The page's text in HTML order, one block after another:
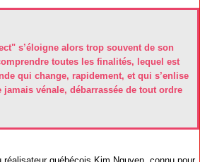
s’éloigne alors trop souvent de son
toutes les finalités, lequel est
qui change, rapidement, et qui s’enlise
vénale, débarrassée de tout ordre